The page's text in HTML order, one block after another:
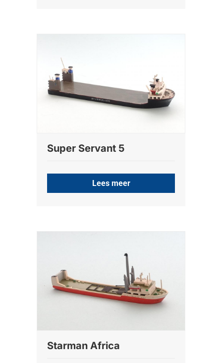
Super Servant 5
Lees meer
Starman Africa